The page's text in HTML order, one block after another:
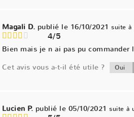
Magali D. publié le 16/10/2021 suite à
4/5
Bien mais je n ai pas pu
Cet avis vous a-t-il été utile ?
Oui
Lucien P. publié le 05/10/2021 suite à